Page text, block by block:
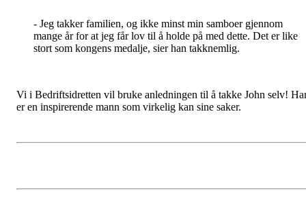
- Jeg takker familien, og ikke minst min samboer gjennom
mange år for at jeg får lov til å holde på med dette. Det er like
stort som kongens medalje, sier han takknemlig.
Vi i Bedriftsidretten vil bruke anledningen til å takke John selv!
er en inspirerende mann som virkelig kan sine saker.